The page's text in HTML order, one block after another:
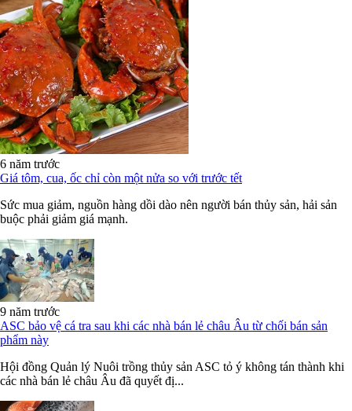
6 năm trước
Giá tôm, cua, ốc chỉ còn một nửa so với trước tết
Sức mua giảm, nguồn hàng dồi dào nên người bán thủy sản, hải sản
buộc phải giảm giá mạnh.
9 năm trước
ASC bảo vệ cá tra sau khi các nhà bán lẻ châu Âu từ chối bán sản
phẩm này
Hội đồng Quản lý Nuôi trồng thủy sản ASC tỏ ý không tán thành khi
các nhà bán lẻ châu Âu đã quyết đị...